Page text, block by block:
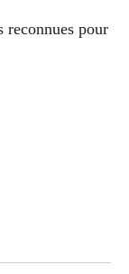
reconnues pour